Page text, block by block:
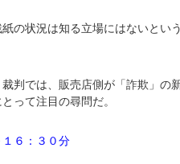
の状況は知る立場にはないと
判では、販売店側が「詐欺」
って注目の尋問だ。
６：３０分